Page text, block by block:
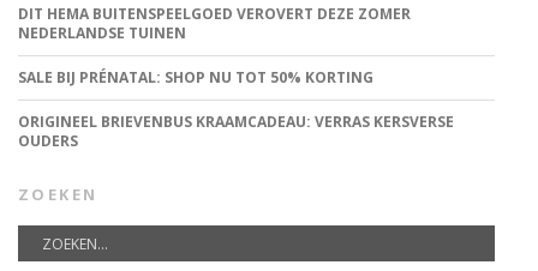
DIT HEMA BUITENSPEELGOED VEROVERT DEZE ZOMER
NEDERLANDSE TUINEN
SALE BIJ PRÉNATAL: SHOP NU TOT 50% KORTING
ORIGINEEL BRIEVENBUS KRAAMCADEAU: VERRAS KERSVERSE
OUDERS
ZOEKEN